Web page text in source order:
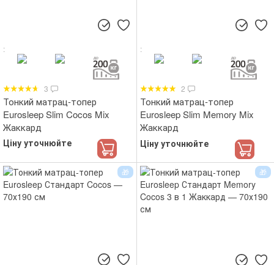
3
Тонкий матрац-топер
Eurosleep Slim Cocos Mix
Жаккард
Ціну уточнюйте
2
Тонкий матрац-топер
Eurosleep Slim Memory Mix
Жаккард
Ціну уточнюйте